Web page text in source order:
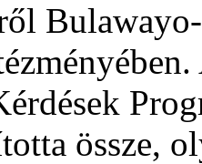
össze,